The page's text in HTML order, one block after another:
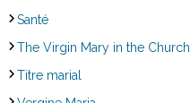
Santé
The Virgin Mary in the Church
Titre marial